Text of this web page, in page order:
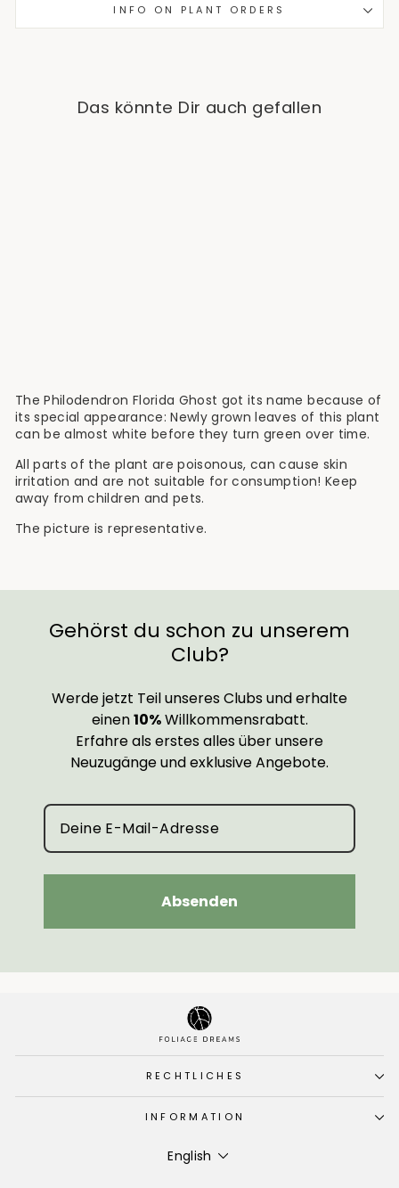
INFO ON PLANT ORDERS
Das könnte Dir auch gefallen
The Philodendron Florida Ghost got its name because of
its special appearance: Newly grown leaves of this plant
can be almost white before they turn green over time.
All parts of the plant are poisonous, can cause skin
irritation and are not suitable for consumption! Keep
away from children and pets.
The picture is representative.
Gehörst du schon zu unserem
Club?
Werde jetzt Teil unseres Clubs und erhalte
einen10%Willkommensrabatt.
Erfahre als erstes alles über unsere
Neuzugänge und exklusive Angebote.
Absenden
RECHTLICHES
INFORMATION
Language
English